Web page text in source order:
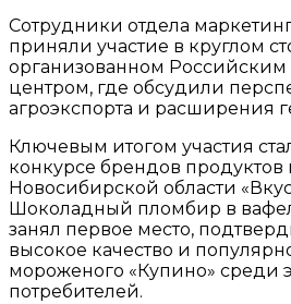
Сотрудники отдела
приняли участие в круглом
организованном Российским
центром, где обсудили
агроэкспорта и расширения
Ключевым итогом участия
конкурсе брендов продуктов
Новосибирской области
Шоколадный пломбир в
занял первое место,
высокое качество и
мороженого «Купино» среди
потребителей.